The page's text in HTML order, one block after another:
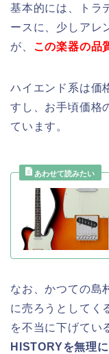
基本的には、トラ
ースに、少しアレ
が、 この楽器の品
ハイエンド系は価
すし、お手頃価格
ています。
なお、かつての島
に売ろうとしてく
を不当に下げてい
HISTORYを無理